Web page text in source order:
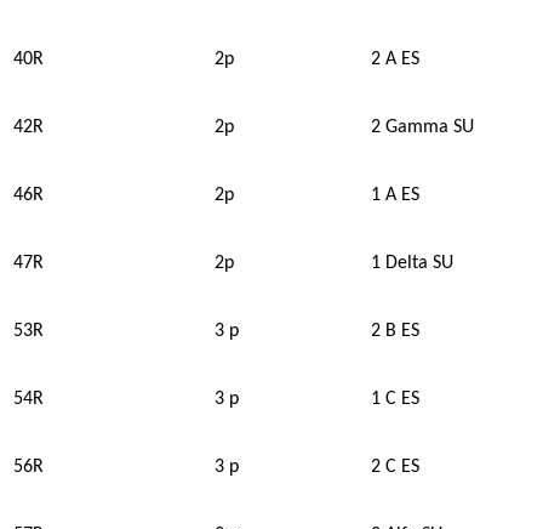
40R 2p 2 A ES
42R 2p 2 Gamma SU
46R 2p 1 A ES
47R 2p 1 Delta SU
53R 3 p 2 B ES
54R 3 p 1 C ES
56R 3 p 2 C ES